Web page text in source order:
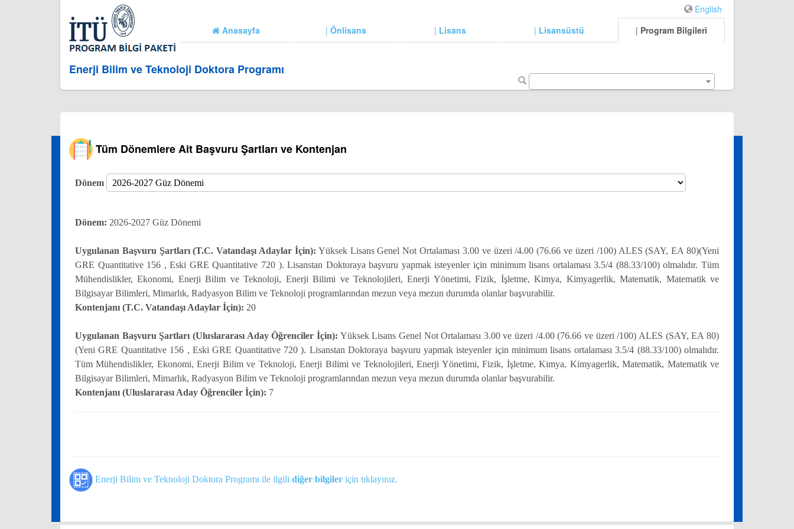
English
Anasayfa
| Önlisans | Lisans | Lisansüstü | Program Bilgileri
Enerji Bilim ve Teknoloji Doktora Programı
Tüm Dönemlere Ait Başvuru Şartları ve Kontenjan
Dönem
Dönem: 2026-2027 Güz Dönemi
Uygulanan Başvuru Şartları (T.C. Vatandaşı Adaylar İçin): Yüksek Lisans Genel Not Ortalaması 3.00 ve üzeri /4.00 (76.66 ve üzeri /100) ALES (SAY, EA 80)(Yeni
GRE Quantitative 156 , Eski GRE Quantitative 720 ). Lisanstan Doktoraya başvuru yapmak isteyenler için minimum lisans ortalaması 3.5/4 (88.33/100) olmalıdır. Tüm
Mühendislikler, Ekonomi, Enerji Bilim ve Teknoloji, Enerji Bilimi ve Teknolojileri, Enerji Yönetimi, Fizik, İşletme, Kimya, Kimyagerlik, Matematik, Matematik ve
Bilgisayar Bilimleri, Mimarlık, Radyasyon Bilim ve Teknoloji programlarından mezun veya mezun durumda olanlar başvurabilir.
Kontenjanı (T.C. Vatandaşı Adaylar İçin): 20
Uygulanan Başvuru Şartları (Uluslararası Aday Öğrenciler İçin): Yüksek Lisans Genel Not Ortalaması 3.00 ve üzeri /4.00 (76.66 ve üzeri /100) ALES (SAY, EA 80)
(Yeni GRE Quantitative 156 , Eski GRE Quantitative 720 ). Lisanstan Doktoraya başvuru yapmak isteyenler için minimum lisans ortalaması 3.5/4 (88.33/100) olmalıdır.
Tüm Mühendislikler, Ekonomi, Enerji Bilim ve Teknoloji, Enerji Bilimi ve Teknolojileri, Enerji Yönetimi, Fizik, İşletme, Kimya, Kimyagerlik, Matematik, Matematik ve
Bilgisayar Bilimleri, Mimarlık, Radyasyon Bilim ve Teknoloji programlarından mezun veya mezun durumda olanlar başvurabilir.
Kontenjanı (Uluslararası Aday Öğrenciler İçin): 7
Enerji Bilim ve Teknoloji Doktora Programı ile ilgili diğer bilgiler için tıklayınız.